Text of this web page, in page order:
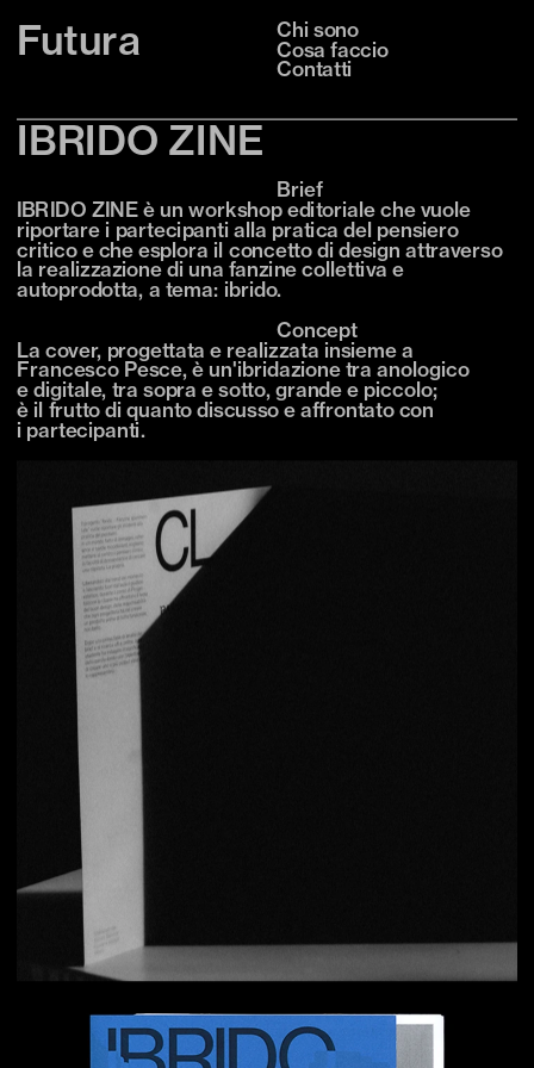
Futura Chi sono
Cosa faccio
Contatti
IBRIDO ZINE
Brief
IBRIDO ZINE è un workshop editoriale che vuole
riportare i partecipanti alla pratica del pensiero
critico e che esplora il concetto di design attraverso
la realizzazione di una fanzine collettiva e
autoprodotta, a tema: ibrido.
Concept
La cover, progettata e realizzata insieme a
Francesco Pesce, è un'ibridazione tra anologico
e digitale, tra sopra e sotto, grande e piccolo;
è il frutto di quanto discusso e affrontato con
i partecipanti.